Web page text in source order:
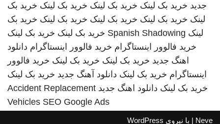
جدید خرید بک لینک خرید بک لینک خرید بک لینک خرید بک
لینک خرید بک لینک خرید بک لینک خرید بک لینک خرید بک
لینک Spanish Shadowing خرید بک لینک خرید بک لینک
خرید فالوور اینستاگرام خرید فالوور اینستاگرام دانلود
اهنگ جدید خرید بک لینک خرید بک لینک خرید فالوور
اینستاگرام خرید بک لینک دانلود آهنگ جدید خرید بک لینک
خرید بک لینک دانلود اهنگ جدید Accident Replacement
Vehicles SEO Google Ads
Neve | با نیروی WordPress